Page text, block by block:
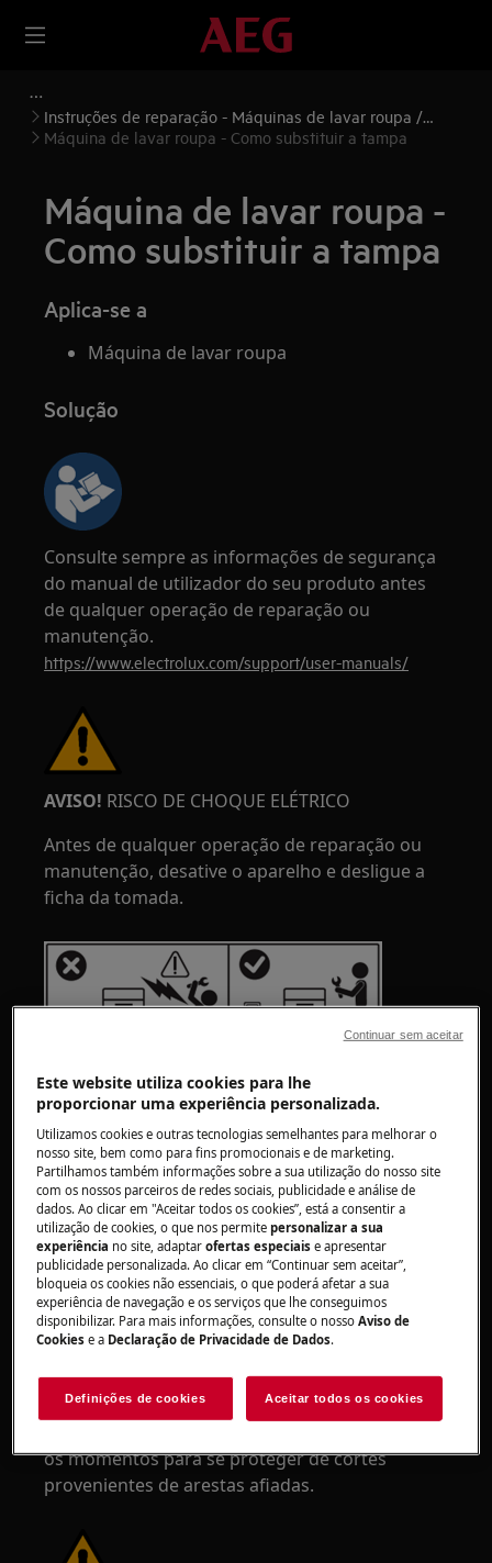
Instruções de reparação - Máquinas de lavar roupa /
Máquinas de lavar e secar roupa
Máquina de lavar roupa - Como substituir a tampa
Máquina de lavar roupa -
Como substituir a tampa
Aplica-se a
Máquina de lavar roupa
Solução
Consulte sempre as informações de segurança
do manual de utilizador do seu produto antes
de qualquer operação de reparação ou
manutenção.
https://www.electrolux.com/support/user-manuals/
AVISO! RISCO DE CHOQUE ELÉTRICO
Antes de qualquer operação de reparação ou
manutenção, desative o aparelho e desligue a
ficha da tomada.
AVISO!RISCO DE LESÃO
Tenha sempre cuidado ao mover
eletrodomésticos. Para os aparelhos pesados é
mais seguro que sejam duas pessoas a movê-
los. Utilize sempre luvas de proteção e calçado
os momentos para se proteger de cortes
provenientes de arestas afiadas.
Este website utiliza cookies para lhe
proporcionar uma experiência personalizada.
Utilizamos cookies e outras tecnologias semelhantes para melhorar o
nosso site, bem como para fins promocionais e de marketing.
Partilhamos também informações sobre a sua utilização do nosso site
com os nossos parceiros de redes sociais, publicidade e análise de
dados. Ao clicar em "Aceitar todos os cookies”, está a consentir a
utilização de cookies, o que nos permitepersonalizar a sua
experiência no site, adaptarofertas especiaise apresentar
publicidade personalizada. Ao clicar em “Continuar sem aceitar”,
bloqueia os cookies não essenciais, o que poderá afetar a sua
experiência de navegação e os serviços que lhe conseguimos
disponibilizar. Para mais informações, consulte o nossoAviso de
Cookies e a Declaração de Privacidade de Dados.
Definições de cookies Aceitar todos os cookies
Continuar sem aceitar